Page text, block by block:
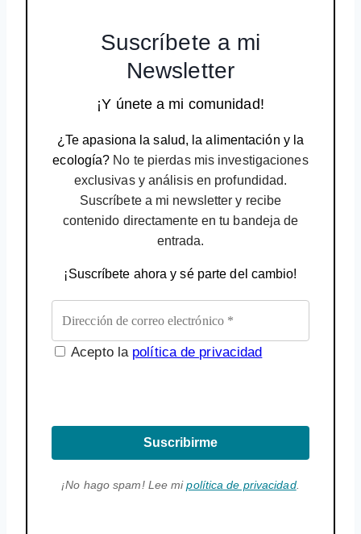
Suscríbete a mi
Newsletter
¡Y únete a mi comunidad!
¿Te apasiona la salud, la alimentación y la
ecología? No te pierdas mis investigaciones
exclusivas y análisis en profundidad.
Suscríbete a mi newsletter y recibe
contenido directamente en tu bandeja de
entrada.
¡Suscríbete ahora y sé parte del cambio!
Acepto la política de privacidad
Suscribirme
¡No hago spam! Lee mipolítica de privacidad.